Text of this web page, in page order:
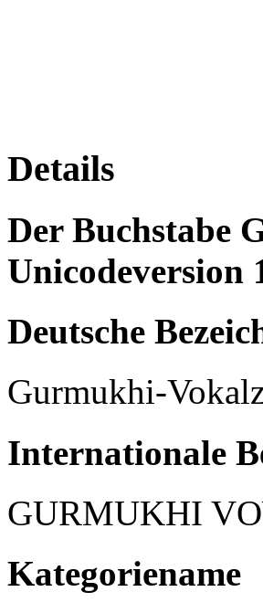
Details
Der Buchstabe
Unicodeversion
Deutsche
Gurmukhi-
Internationale
GURMUKHI
Kategoriename